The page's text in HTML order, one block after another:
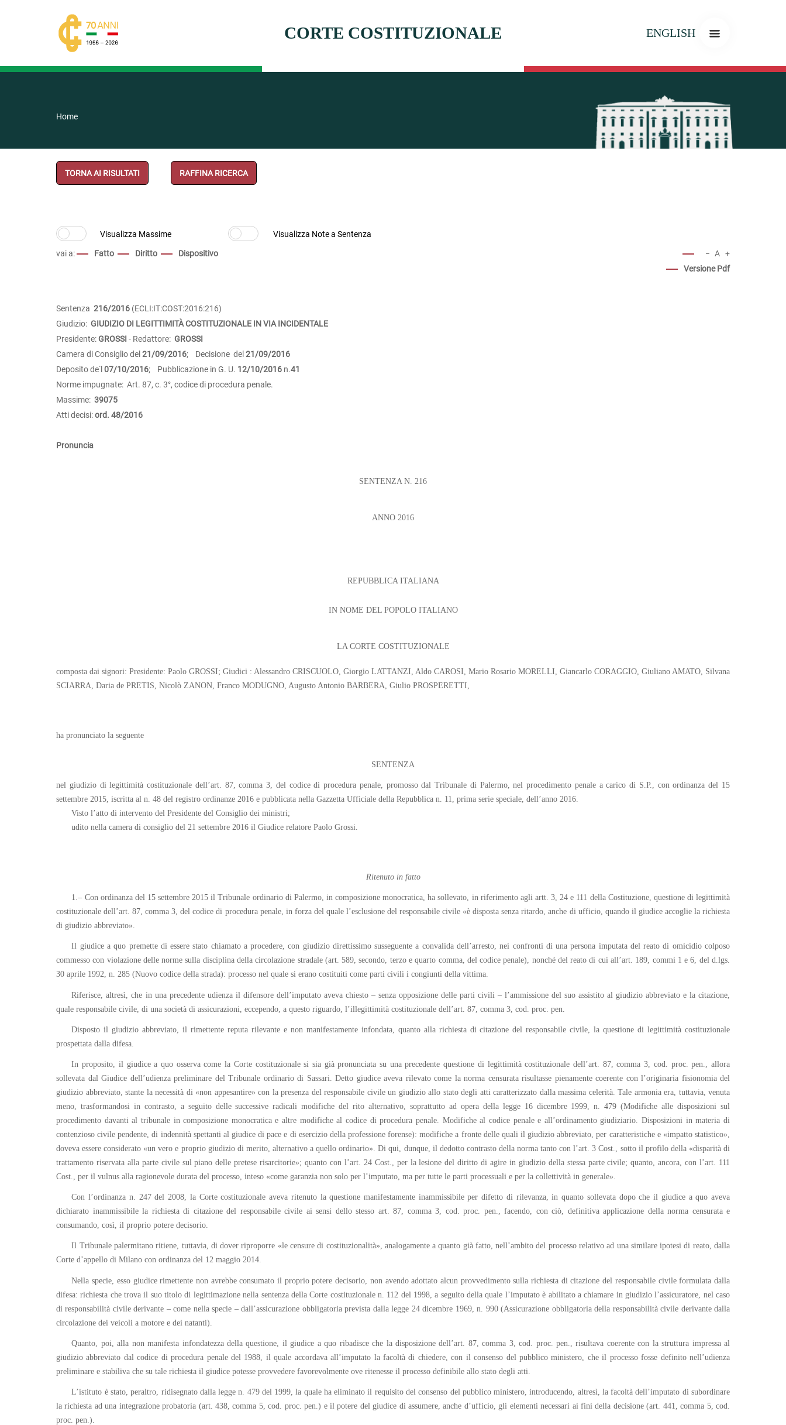
CORTE COSTITUZIONALE ENGLISH
Home
TORNA AI RISULTATI RAFFINA RICERCA
vai a: Fatto Diritto Dispositivo − A +
Versione Pdf
Sentenza 216/2016 (ECLI:IT:COST:2016:216)
Giudizio: GIUDIZIO DI LEGITTIMITÀ COSTITUZIONALE IN VIA INCIDENTALE
Presidente:GROSSI - Redattore: GROSSI
Camera di Consiglio del 21/09/2016; Decisione del 21/09/2016
Deposito de˙l 07/10/2016; Pubblicazione in G. U. 12/10/2016 n.41
Norme impugnate: Art. 87, c. 3°, codice di procedura penale.
Massime: 39075
Atti decisi:ord. 48/2016
Pronuncia
SENTENZA N. 216
ANNO 2016
REPUBBLICA ITALIANA
IN NOME DEL POPOLO ITALIANO
LA CORTE COSTITUZIONALE
composta dai signori: Presidente: Paolo GROSSI; Giudici : Alessandro CRISCUOLO, Giorgio LATTANZI, Aldo CAROSI, Mario Rosario MORELLI, Giancarlo CORAGGIO, Giuliano AMATO, Silvana
SCIARRA, Daria de PRETIS, Nicolò ZANON, Franco MODUGNO, Augusto Antonio BARBERA, Giulio PROSPERETTI,
ha pronunciato la seguente
SENTENZA
nel giudizio di legittimità costituzionale dell’art. 87, comma 3, del codice di procedura penale, promosso dal Tribunale di Palermo, nel procedimento penale a carico di S.P., con ordinanza del 15
settembre 2015, iscritta al n. 48 del registro ordinanze 2016 e pubblicata nella Gazzetta Ufficiale della Repubblica n. 11, prima serie speciale, dell’anno 2016.
Visto l’atto di intervento del Presidente del Consiglio dei ministri;
udito nella camera di consiglio del 21 settembre 2016 il Giudice relatore Paolo Grossi.
Ritenuto in fatto
1.– Con ordinanza del 15 settembre 2015 il Tribunale ordinario di Palermo, in composizione monocratica, ha sollevato, in riferimento agli artt. 3, 24 e 111 della Costituzione, questione di legittimità
costituzionale dell’art. 87, comma 3, del codice di procedura penale, in forza del quale l’esclusione del responsabile civile «è disposta senza ritardo, anche di ufficio, quando il giudice accoglie la richiesta
di giudizio abbreviato».
Il giudice a quo premette di essere stato chiamato a procedere, con giudizio direttissimo susseguente a convalida dell’arresto, nei confronti di una persona imputata del reato di omicidio colposo
commesso con violazione delle norme sulla disciplina della circolazione stradale (art. 589, secondo, terzo e quarto comma, del codice penale), nonché del reato di cui all’art. 189, commi 1 e 6, del d.lgs.
30 aprile 1992, n. 285 (Nuovo codice della strada): processo nel quale si erano costituiti come parti civili i congiunti della vittima.
Riferisce, altresì, che in una precedente udienza il difensore dell’imputato aveva chiesto – senza opposizione delle parti civili – l’ammissione del suo assistito al giudizio abbreviato e la citazione,
quale responsabile civile, di una società di assicurazioni, eccependo, a questo riguardo, l’illegittimità costituzionale dell’art. 87, comma 3, cod. proc. pen.
Disposto il giudizio abbreviato, il rimettente reputa rilevante e non manifestamente infondata, quanto alla richiesta di citazione del responsabile civile, la questione di legittimità costituzionale
prospettata dalla difesa.
In proposito, il giudice a quo osserva come la Corte costituzionale si sia già pronunciata su una precedente questione di legittimità costituzionale dell’art. 87, comma 3, cod. proc. pen., allora
sollevata dal Giudice dell’udienza preliminare del Tribunale ordinario di Sassari. Detto giudice aveva rilevato come la norma censurata risultasse pienamente coerente con l’originaria fisionomia del
giudizio abbreviato, stante la necessità di «non appesantire» con la presenza del responsabile civile un giudizio allo stato degli atti caratterizzato dalla massima celerità. Tale armonia era, tuttavia, venuta
meno, trasformandosi in contrasto, a seguito delle successive radicali modifiche del rito alternativo, soprattutto ad opera della legge 16 dicembre 1999, n. 479 (Modifiche alle disposizioni sul
procedimento davanti al tribunale in composizione monocratica e altre modifiche al codice di procedura penale. Modifiche al codice penale e all’ordinamento giudiziario. Disposizioni in materia di
contenzioso civile pendente, di indennità spettanti al giudice di pace e di esercizio della professione forense): modifiche a fronte delle quali il giudizio abbreviato, per caratteristiche e «impatto statistico»,
doveva essere considerato «un vero e proprio giudizio di merito, alternativo a quello ordinario». Di qui, dunque, il dedotto contrasto della norma tanto con l’art. 3 Cost., sotto il profilo della «disparità di
trattamento riservata alla parte civile sul piano delle pretese risarcitorie»; quanto con l’art. 24 Cost., per la lesione del diritto di agire in giudizio della stessa parte civile; quanto, ancora, con l’art. 111
Cost., per il vulnus alla ragionevole durata del processo, inteso «come garanzia non solo per l’imputato, ma per tutte le parti processuali e per la collettività in generale».
Con l’ordinanza n. 247 del 2008, la Corte costituzionale aveva ritenuto la questione manifestamente inammissibile per difetto di rilevanza, in quanto sollevata dopo che il giudice a quo aveva
dichiarato inammissibile la richiesta di citazione del responsabile civile ai sensi dello stesso art. 87, comma 3, cod. proc. pen., facendo, con ciò, definitiva applicazione della norma censurata e
consumando, così, il proprio potere decisorio.
Il Tribunale palermitano ritiene, tuttavia, di dover riproporre «le censure di costituzionalità», analogamente a quanto già fatto, nell’ambito del processo relativo ad una similare ipotesi di reato, dalla
Corte d’appello di Milano con ordinanza del 12 maggio 2014.
Nella specie, esso giudice rimettente non avrebbe consumato il proprio potere decisorio, non avendo adottato alcun provvedimento sulla richiesta di citazione del responsabile civile formulata dalla
difesa: richiesta che trova il suo titolo di legittimazione nella sentenza della Corte costituzionale n. 112 del 1998, a seguito della quale l’imputato è abilitato a chiamare in giudizio l’assicuratore, nel caso
di responsabilità civile derivante – come nella specie – dall’assicurazione obbligatoria prevista dalla legge 24 dicembre 1969, n. 990 (Assicurazione obbligatoria della responsabilità civile derivante dalla
circolazione dei veicoli a motore e dei natanti).
Quanto, poi, alla non manifesta infondatezza della questione, il giudice a quo ribadisce che la disposizione dell’art. 87, comma 3, cod. proc. pen., risultava coerente con la struttura impressa al
giudizio abbreviato dal codice di procedura penale del 1988, il quale accordava all’imputato la facoltà di chiedere, con il consenso del pubblico ministero, che il processo fosse definito nell’udienza
preliminare e stabiliva che su tale richiesta il giudice potesse provvedere favorevolmente ove ritenesse il processo definibile allo stato degli atti.
L’istituto è stato, peraltro, ridisegnato dalla legge n. 479 del 1999, la quale ha eliminato il requisito del consenso del pubblico ministero, introducendo, altresì, la facoltà dell’imputato di subordinare
la richiesta ad una integrazione probatoria (art. 438, comma 5, cod. proc. pen.) e il potere del giudice di assumere, anche d’ufficio, gli elementi necessari ai fini della decisione (art. 441, comma 5, cod.
proc. pen.).